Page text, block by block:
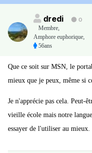
dredi
0
Membre
Amphore euphorique,
56ans
Que ce soit sur MSN, le
mieux que je peux, même si
Je n'apprécie pas cela. Peut-
vieille école mais notre
essayer de l'utiliser au mieux.